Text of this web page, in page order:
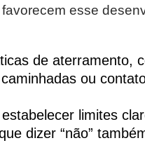
esse
de aterramento,
ou
limites
dizer “não”